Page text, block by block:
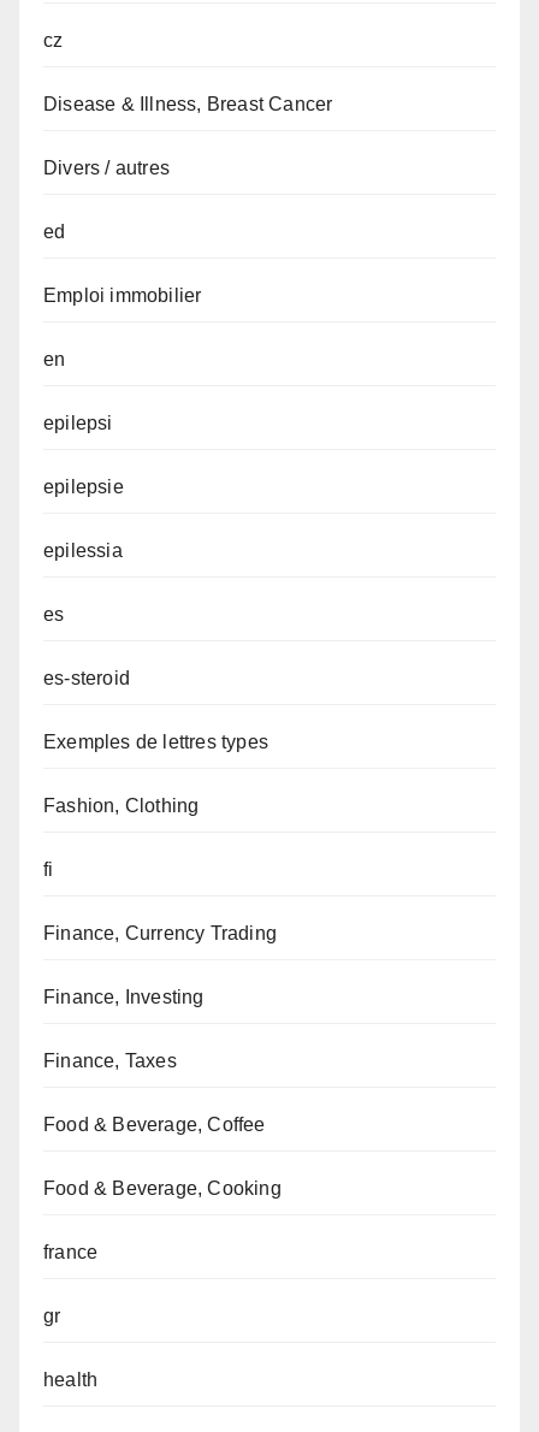
cz
Disease & Illness, Breast Cancer
Divers / autres
ed
Emploi immobilier
en
epilepsi
epilepsie
epilessia
es
es-steroid
Exemples de lettres types
Fashion, Clothing
fi
Finance, Currency Trading
Finance, Investing
Finance, Taxes
Food & Beverage, Coffee
Food & Beverage, Cooking
france
gr
health